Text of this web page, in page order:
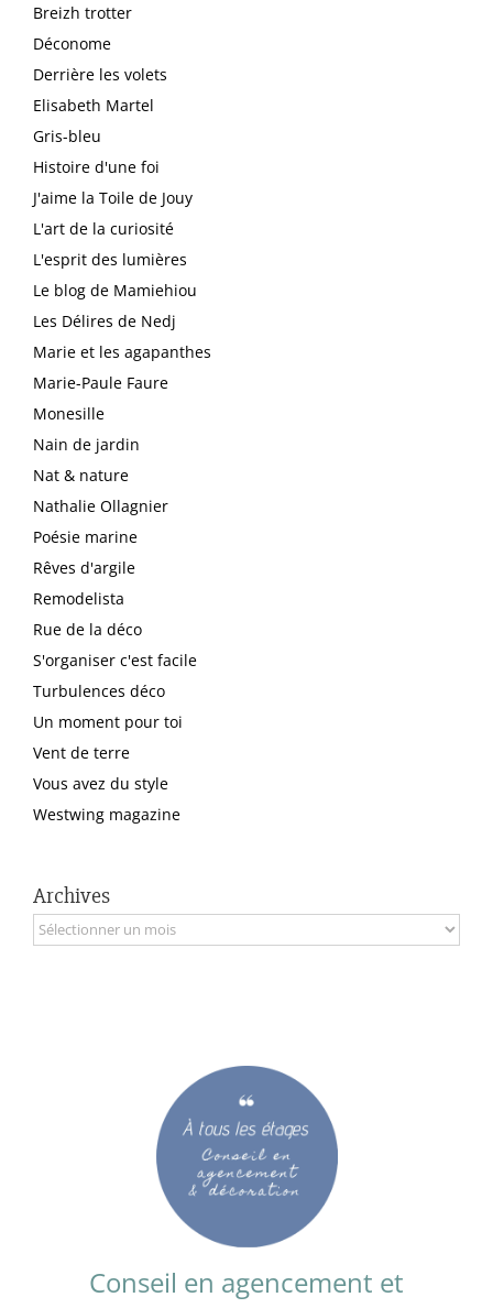
Breizh trotter
Déconome
Derrière les volets
Elisabeth Martel
Gris-bleu
Histoire d'une foi
J'aime la Toile de Jouy
L'art de la curiosité
L'esprit des lumières
Le blog de Mamiehiou
Les Délires de Nedj
Marie et les agapanthes
Marie-Paule Faure
Monesille
Nain de jardin
Nat & nature
Nathalie Ollagnier
Poésie marine
Rêves d'argile
Remodelista
Rue de la déco
S'organiser c'est facile
Turbulences déco
Un moment pour toi
Vent de terre
Vous avez du style
Westwing magazine
Archives
Archives
Conseil en agencement et